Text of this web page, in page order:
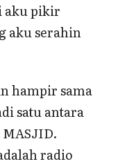
aku pikir
aku serahin
hampir sama
satu antara
radio